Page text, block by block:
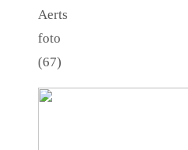
Aerts
foto
(67)